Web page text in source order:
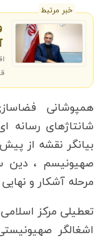
خبر مرتبط
همپوشانی
شانتاژهای رسانه
بیانگر نقشه از
صهیونیسم ، دین
مرحله آشکار و
تعطیلی مرکز
اشغالگر